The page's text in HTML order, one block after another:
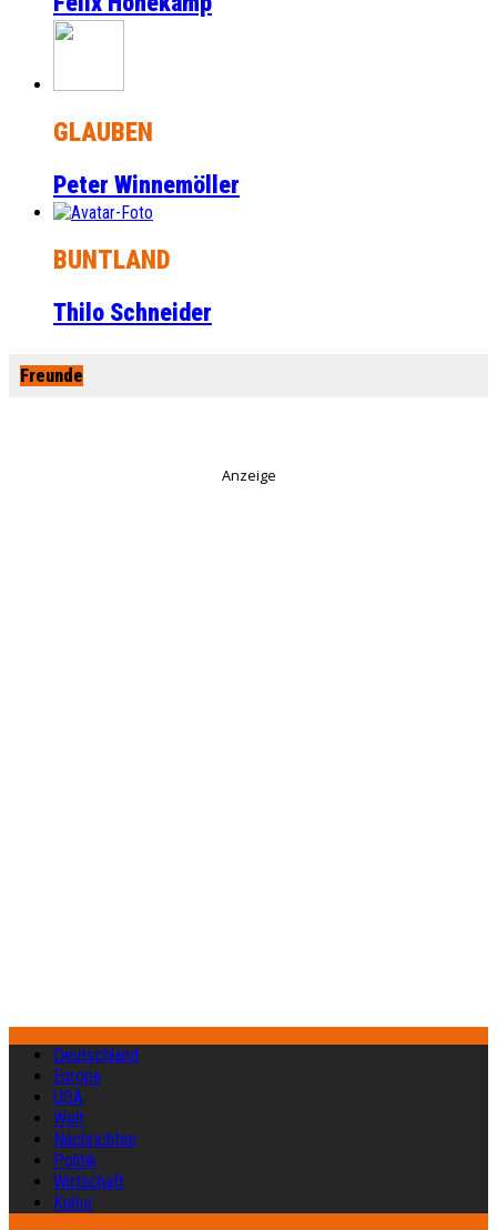
GLAUBEN
Peter Winnemöller
BUNTLAND
Thilo Schneider
Freunde
Anzeige
Deutschland
Europa
USA
Welt
Nachrichten
Politik
Wirtschaft
Kultur